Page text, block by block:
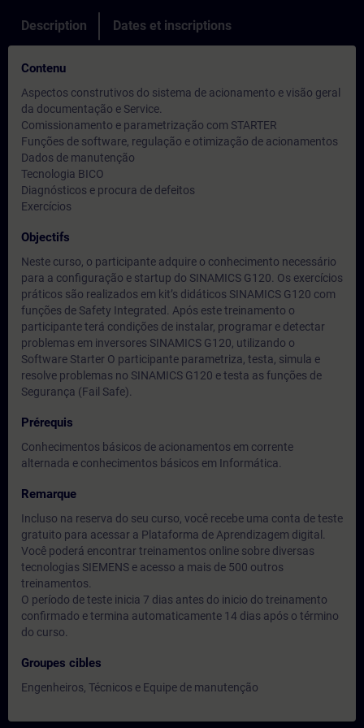
Description Dates et inscriptions
Contenu
Aspectos construtivos do sistema de acionamento e visão geral
da documentação e Service.
Comissionamento e parametrização com STARTER
Funções de software, regulação e otimização de acionamentos
Dados de manutenção
Tecnologia BICO
Diagnósticos e procura de defeitos
Exercícios
Objectifs
Neste curso, o participante adquire o conhecimento necessário
para a configuração e startup do SINAMICS G120. Os exercícios
práticos são realizados em kit’s didáticos SINAMICS G120 com
funções de Safety Integrated. Após este treinamento o
participante terá condições de instalar, programar e detectar
problemas em inversores SINAMICS G120, utilizando o
Software Starter O participante parametriza, testa, simula e
resolve problemas no SINAMICS G120 e testa as funções de
Segurança (Fail Safe).
Prérequis
Conhecimentos básicos de acionamentos em corrente
alternada e conhecimentos básicos em Informática.
Remarque
Incluso na reserva do seu curso, você recebe uma conta de teste
gratuito para acessar a Plataforma de Aprendizagem digital.
Você poderá encontrar treinamentos online sobre diversas
tecnologias SIEMENS e acesso a mais de 500 outros
treinamentos.
O período de teste inicia 7 dias antes do inicio do treinamento
confirmado e termina automaticamente 14 dias após o término
do curso.
Groupes cibles
Engenheiros, Técnicos e Equipe de manutenção